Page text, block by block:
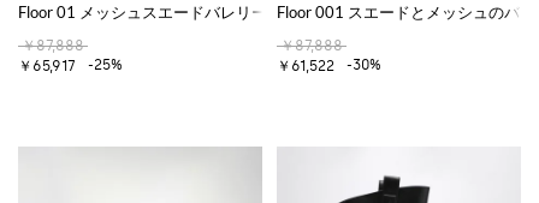
Floor 01 メッシュスエードバレリーナ
￥87,888
￥65,917
-25%
Floor 001 スエードとメッシュのバ
￥87,888
￥61,522
-30%